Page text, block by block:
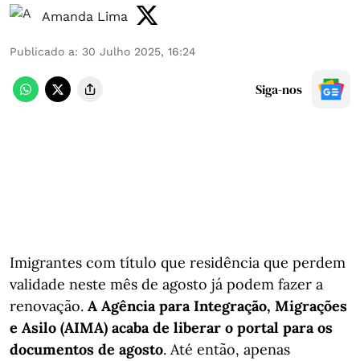
Amanda Lima
Publicado a: 30 Julho 2025, 16:24
Siga-nos
Imigrantes com título que residência que perdem
validade neste mês de agosto já podem fazer a
renovação. A Agência para Integração, Migrações
e Asilo (AIMA) acaba de liberar o portal para os
documentos de agosto. Até então, apenas